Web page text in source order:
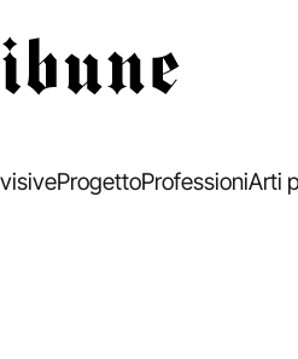
ProgettoProfessioniArti